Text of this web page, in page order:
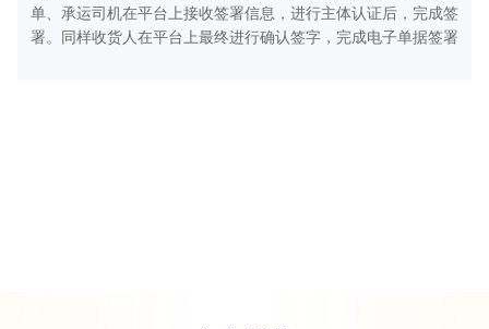
单、承运司机在平台上接收签署信息，进行主体认证后，完成签
署。同样收货人在平台上最终进行确认签字，完成电子单据签署